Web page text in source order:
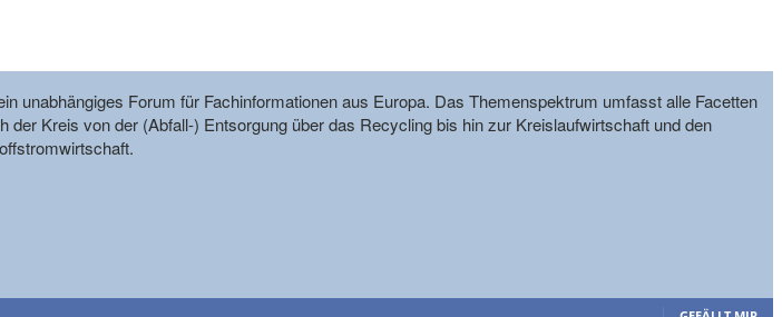
Forum für Fachinformationen aus Europa. Das Themenspektrum umfasst alle Facetten
Kreis von der (Abfall-) Entsorgung über das Recycling bis hin zur Kreislaufwirtschaft und den